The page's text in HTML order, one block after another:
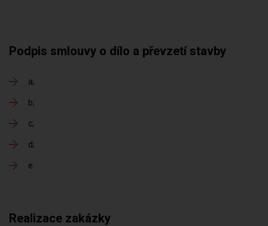
Podpis smlouvy o dílo a převzetí stavby
a
b
c
d
e
Realizace zakázky